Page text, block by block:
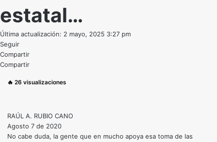
estatal…
Última actualización: 2 mayo, 2025 3:27 pm
Seguir
Compartir
Compartir
🔥 26 visualizaciones
RAÚL A. RUBIO CANO
Agosto 7 de 2020
No cabe duda, la gente que en mucho apoya esa toma de las